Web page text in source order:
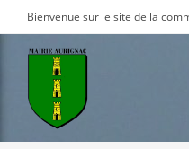
to
content
Bienvenue sur le site de la